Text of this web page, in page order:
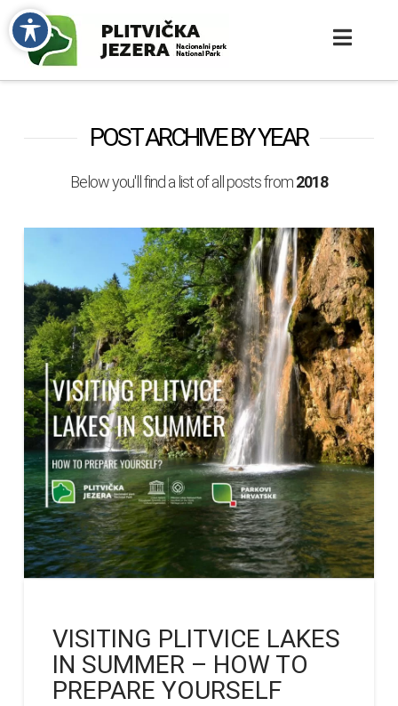
POST ARCHIVE BY YEAR
Below you'll find a list of all posts from2018
VISITING PLITVICE LAKES
IN SUMMER – HOW TO
PREPARE YOURSELF